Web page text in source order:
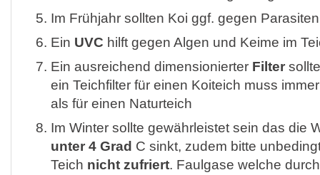
Im Frühjahr sollten Koi ggf. gegen
Ein UVC hilft gegen Algen und Keime im
Ein ausreichend dimensionierter Filter
ein Teichfilter für einen Koiteich muss
als für einen Naturteich
Im Winter sollte gewährleistet sein das die
unter 4 Grad C sinkt, zudem bitte
Teich nicht zufriert. Faulgase welche